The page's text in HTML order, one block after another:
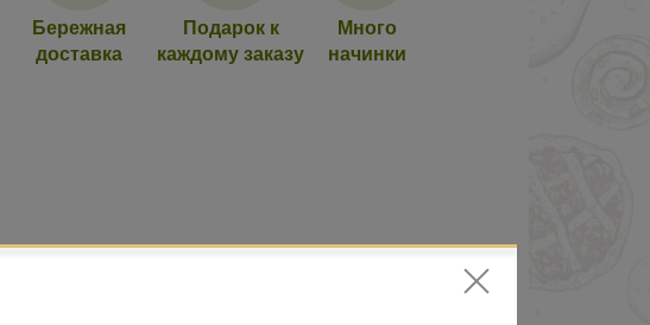
Бережная
доставка
Подарок к
каждому заказу
Много
начинки